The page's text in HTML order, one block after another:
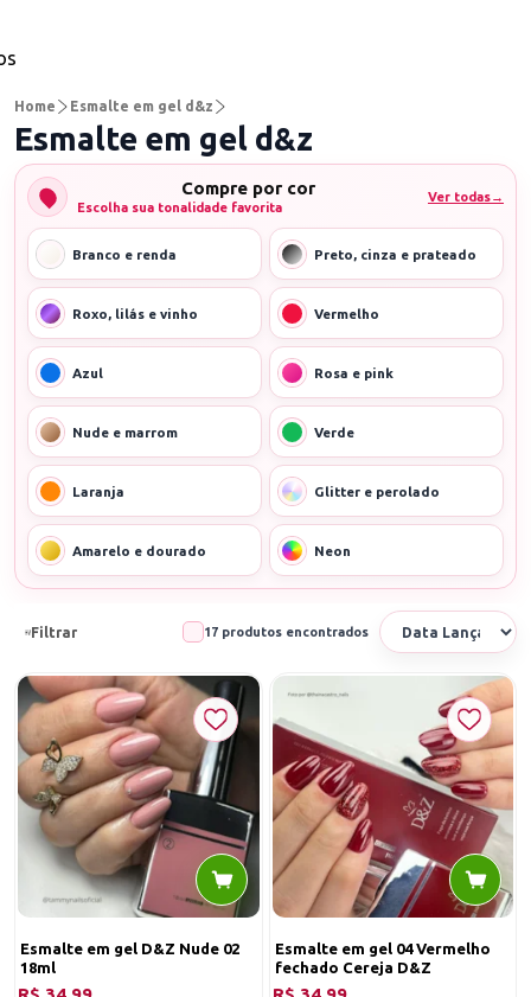
Home Esmalte em gel d&z
Esmalte em gel d&z
Compre por cor
Escolha sua tonalidade favorita
Ver todas→
Branco e renda Preto, cinza e prateado
Roxo, lilás e vinho Vermelho
Azul Rosa e pink
Nude e marrom Verde
Laranja Glitter e perolado
Amarelo e dourado Neon
Filtrar 17 produtos encontrados
Esmalte em gel D&Z Nude 02
18ml
Esmalte em gel 04 Vermelho
fechado Cereja D&Z